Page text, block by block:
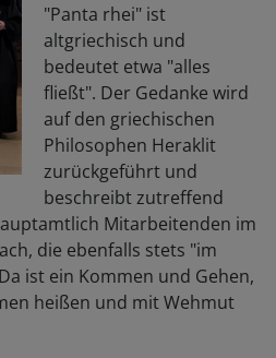
"Panta rhei" ist
altgriechisch und
bedeutet etwa "alles
fließt". Der Gedanke wird
auf den griechischen
Philosophen Heraklit
zurückgeführt und
beschreibt zutreffend
Mitarbeitenden im
die ebenfalls stets "im
ist ein Kommen und Gehen,
heißen und mit Wehmut